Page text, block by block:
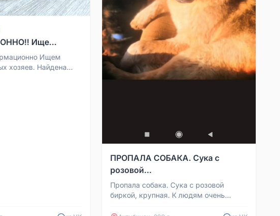
Ище...
Ищем
хозяев. Найдена
ПРОПАЛА СОБАКА. Сука с
розовой...
Пропала собака. Сука с розовой
биркой, крупная. К людям очень